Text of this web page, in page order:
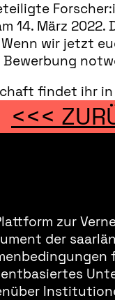
14. März
wir jetzt
findet ihr in
<<<
zur
der